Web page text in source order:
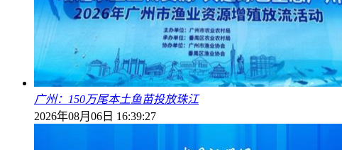
广州：150万尾本土鱼苗投放珠江
2026年08月06日 16:39:27